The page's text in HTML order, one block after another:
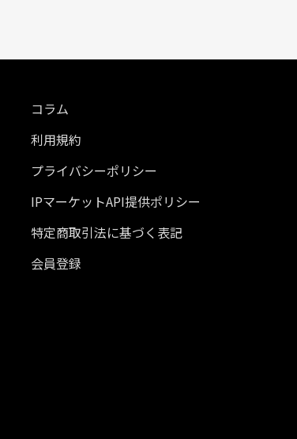
コラム
利用規約
プライバシーポリシー
IPマーケットAPI提供ポリシー
特定商取引法に基づく表記
会員登録